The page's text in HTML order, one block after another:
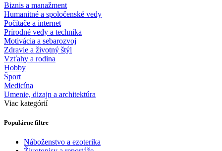
Biznis a manažment
Humanitné a spoločenské vedy
Počítače a internet
Prírodné vedy a technika
Motivácia a sebarozvoj
Zdravie a životný štýl
Vzťahy a rodina
Hobby
Šport
Medicína
Umenie, dizajn a architektúra
Viac kategórií
Populárne filtre
Náboženstvo a ezoterika